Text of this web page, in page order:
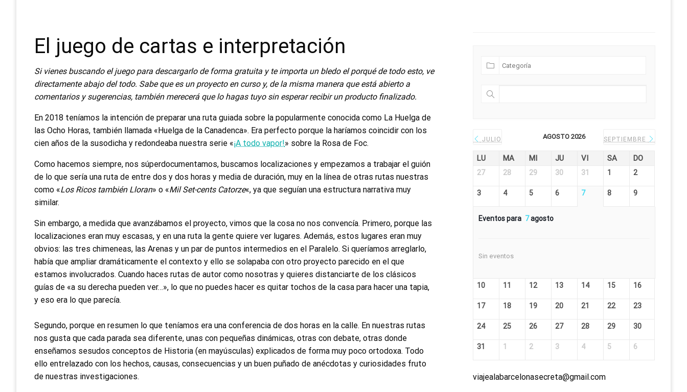
El juego de cartas e interpretación
Si vienes buscando el juego para descargarlo de forma gratuita y te importa un bledo el porqué de todo esto, ve
directamente abajo del todo. Sabe que es un proyecto en curso y, de la misma manera que está abierto a
comentarios y sugerencias, también merecerá que lo hagas tuyo sin esperar recibir un producto finalizado.
En 2018 teníamos la intención de preparar una ruta guiada sobre la popularmente conocida como La Huelga de
las Ocho Horas, también llamada «Huelga de la Canadenca». Era perfecto porque la haríamos coincidir con los
cien años de la susodicha y redondeaba nuestra serie «¡A todo vapor!» sobre la Rosa de Foc.
Como hacemos siempre, nos súperdocumentamos, buscamos localizaciones y empezamos a trabajar el guión
de lo que sería una ruta de entre dos y dos horas y media de duración, muy en la línea de otras rutas nuestras
como «Los Ricos también Lloran» o «Mil Set-cents Catorze«, ya que seguían una estructura narrativa muy
similar.
Sin embargo, a medida que avanzábamos el proyecto, vimos que la cosa no nos convencía. Primero, porque las
localizaciones eran muy escasas, y en una ruta la gente quiere ver lugares. Además, estos lugares eran muy
obvios: las tres chimeneas, las Arenas y un par de puntos intermedios en el Paralelo. Si queríamos arreglarlo,
había que ampliar dramáticamente el contexto y ello se solapaba con otro proyecto parecido en el que
estamos involucrados. Cuando haces rutas de autor como nosotras y quieres distanciarte de los clásicos
guías de «a su derecha pueden ver…», lo que no puedes hacer es quitar tochos de la casa para hacer una tapia,
y eso era lo que parecía.
Segundo, porque en resumen lo que teníamos era una conferencia de dos horas en la calle. En nuestras rutas
nos gusta que cada parada sea diferente, unas con pequeñas dinámicas, otras con debate, otras donde
enseñamos sesudos conceptos de Historia (en mayúsculas) explicados de forma muy poco ortodoxa. Todo
ello entrelazado con los hechos, causas, consecuencias y un buen puñado de anécdotas y curiosidades fruto
de nuestras investigaciones.
JULIO AGOSTO 2026 SEPTIEMBRE
LU MA MI JU VI SA DO
27 28 29 30 31 1 2
3 4 5 6 7 8 9
Eventos para 7agosto
Sin eventos
10 11 12 13 14 15 16
17 18 19 20 21 22 23
24 25 26 27 28 29 30
31 1 2 3 4 5 6
viajealabarcelonasecreta@gmail.com